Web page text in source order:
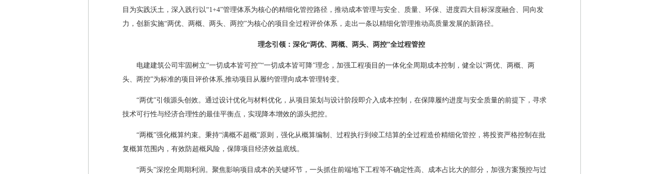
目为实践沃土，深入践行以“1+4”管理体系为核心的精细化管控路径，推动成本管理与安全、质量、环保、进度四大目标深度融合、同向发
力，创新实施“两优、两概、两头、两控”为核心的项目全过程评价体系，走出一条以精细化管理推动高质量发展的新路径。
理念引领：深化“两优、两概、两头、两控”全过程管控
电建建筑公司牢固树立“一切成本皆可控”“一切成本皆可降”理念，加强工程项目的一体化全周期成本控制，健全以“两优、两概、两
头、两控”为标准的项目评价体系,推动项目从履约管理向成本管理转变。
“两优”引领源头创效。通过设计优化与材料优化，从项目策划与设计阶段即介入成本控制，在保障履约进度与安全质量的前提下，寻求
技术可行性与经济合理性的最佳平衡点，实现降本增效的源头把控。
“两概”强化概算约束。秉持“满概不超概”原则，强化从概算编制、过程执行到竣工结算的全过程造价精细化管控，将投资严格控制在批
复概算范围内，有效防超概风险，保障项目经济效益底线。
“两头”深挖全周期利润。聚焦影响项目成本的关键环节，一头抓住前端地下工程等不确定性高、成本占比大的部分，加强方案预控与过